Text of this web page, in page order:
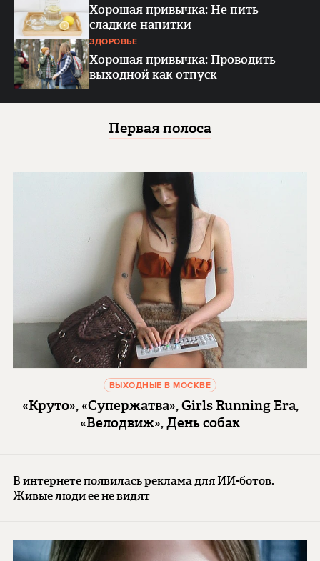
Хорошая привычка: Не пить
сладкие напитки
ЗДОРОВЬЕ
Хорошая привычка: Проводить
выходной как отпуск
Первая полоса
ВЫХОДНЫЕ В МОСКВЕ
«Круто», «Супержатва», Girls Running Era,
«Велодвиж», День собак
В интернете появилась реклама для ИИ-ботов.
Живые люди ее не видят